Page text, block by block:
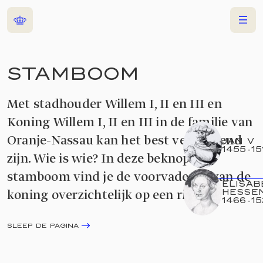
Home Menu
STAMBOOM
Met stadhouder Willem I, II en III en
Koning Willem I, II en III in de familie van
Oranje-Nassau kan het best verwarrend
zijn. Wie is wie? In deze beknopte
stamboom vind je de voorvaderen van de
koning overzichtelijk op een rij.
SLEEP DE PAGINA
JAN V
1455 -
1466 -